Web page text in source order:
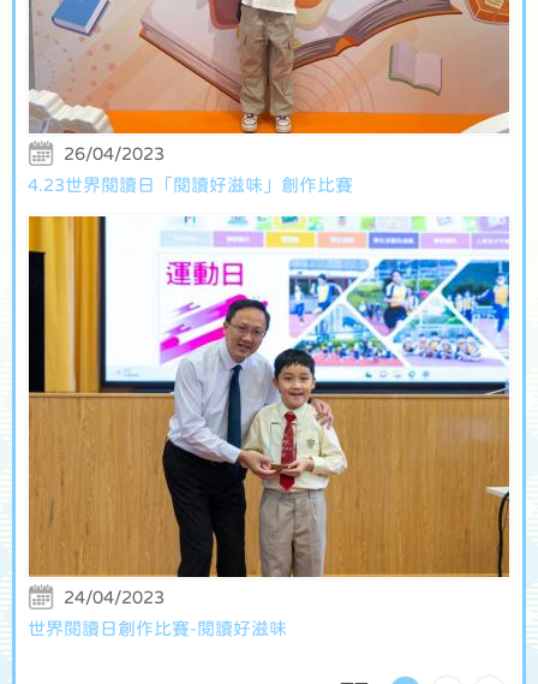
26/04/2023
4.23世界閱讀日「閱讀好滋味」創作比賽
24/04/2023
世界閱讀日創作比賽-閱讀好滋味